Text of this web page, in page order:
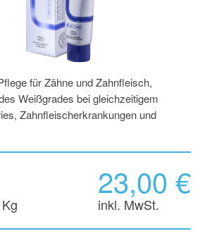
für Zähne und Zahnfleisch,
Weißgrades bei gleichzeitigem
Zahnfleischerkrankungen und
23,00 €
inkl. MwSt.